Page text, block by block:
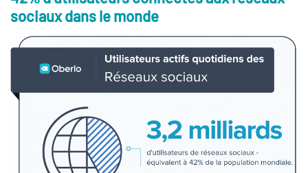
sociaux dans le monde